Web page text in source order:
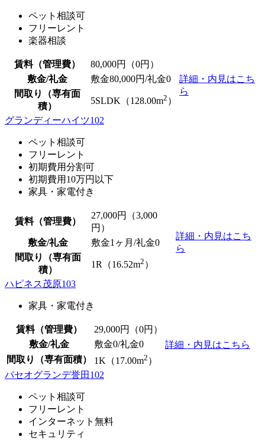
ペット相談可
フリーレント
楽器相談
賃料（管理費） 80,000円（0円）
詳細・内見はこち
ら
敷金/礼金 敷金80,000円/礼金0
間取り（専有面
積）
5SLDK（128.00m2 ）
グランディーハイツ102
ペット相談可
フリーレント
初期費用分割可
初期費用10万円以下
家具・家電付き
賃料（管理費）
27,000円（3,000
円）
詳細・内見はこち
ら
敷金/礼金 敷金1ヶ月/礼金0
間取り（専有面
積）
1R（16.52m2 ）
ハピネス茂原103
家具・家電付き
賃料（管理費） 29,000円（0円）
詳細・内見はこちら
敷金/礼金 敷金0/礼金0
間取り（専有面積）
1K（17.00m2 ）
パセオグランデ誉田102
ペット相談可
フリーレント
インターネット無料
セキュリティ